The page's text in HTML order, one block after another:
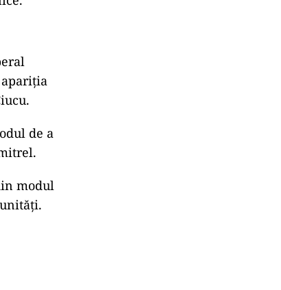
de a
modul